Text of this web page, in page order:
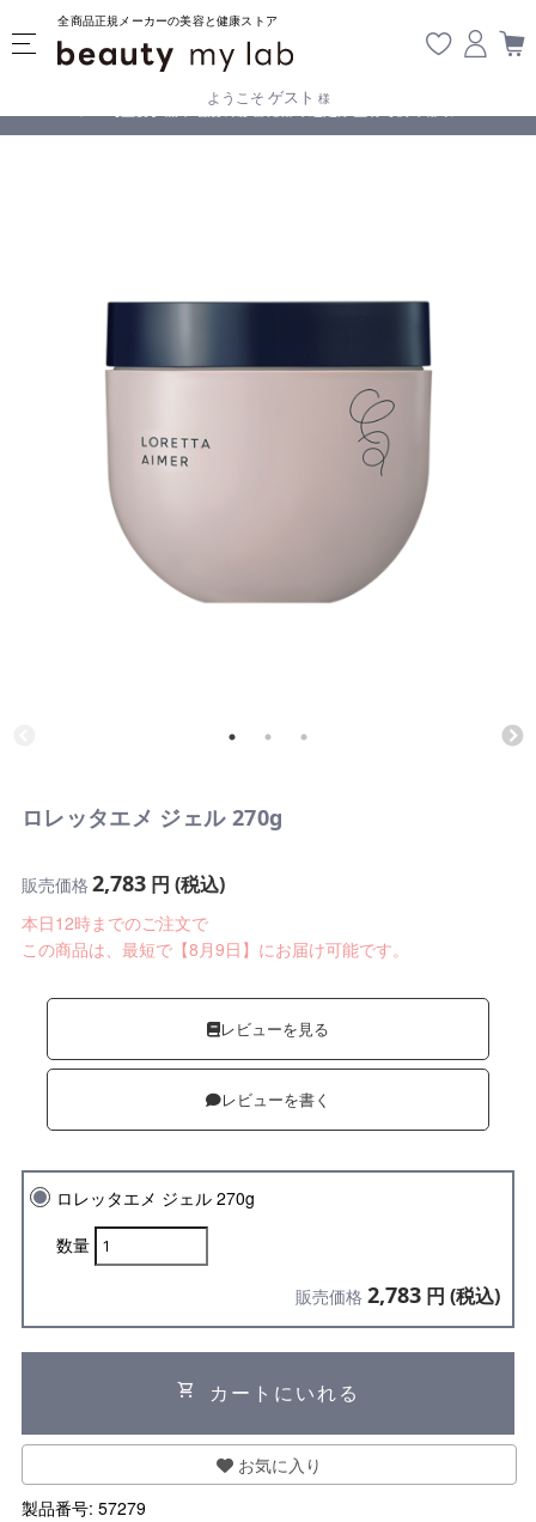
全商品正規メーカーの美容と健康ストア
ようこそ ゲスト 様
【重要】熊本地震の影響により遅延が生じております
ロレッタエメ ジェル 270g
販売価格 2,783円 (税込)
本日12時までのご注文で
この商品は、最短で【8月9日】にお届け可能です。
レビューを見る
レビューを書く
ロレッタエメ ジェル 270g
数量
販売価格 2,783 円 (税込)
shopping_cart カートにいれる
お気に入り
製品番号: 57279